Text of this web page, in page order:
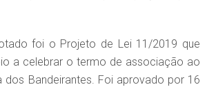
foi o Projeto de Lei 11/2019 que
a celebrar o termo de associação ao
dos Bandeirantes. Foi aprovado por 16